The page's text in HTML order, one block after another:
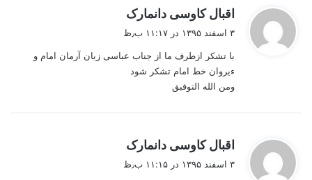
اقبال کاوسی دانمارک
:
۳ اسفند ۱۳۹۵ در ۱۱:۱۷ ب٫ظ
با تشکر ازطرف ما از جناب عباسی زبان آرمان امام و
ءیروان خط امام تشکر شود
ومن الله التوفبق
اقبال کاوسی دانمارک
۳ اسفند ۱۳۹۵ در ۱۱:۱۵ ب٫ظ